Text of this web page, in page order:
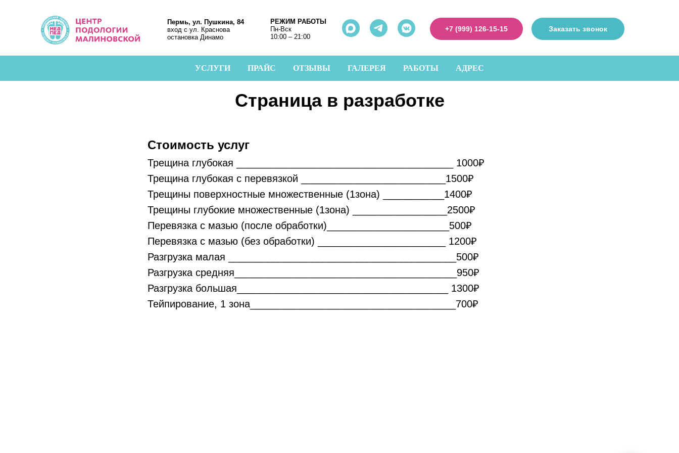
Пермь, ул. Пушкина, 84
вход с ул. Краснова
остановка Динамо
+7 (999) 126-15-15
РЕЖИМ РАБОТЫ
Пн-Вск
10:00 – 21:00
Заказать звонок
УСЛУГИ ПРАЙС ОТЗЫВЫ ГАЛЕРЕЯ РАБОТЫ АДРЕС
Страница в разработке
Стоимость услуг
Трещина глубокая _______________________________________ 1000₽
Трещина глубокая с перевязкой __________________________1500₽
Трещины поверхностные множественные (1зона) ___________1400₽
Трещины глубокие множественные (1зона) _________________2500₽
Перевязка с мазью (после обработки)______________________500₽
Перевязка с мазью (без обработки) _______________________ 1200₽
Разгрузка малая _________________________________________500₽
Разгрузка средняя________________________________________950₽
Разгрузка большая______________________________________ 1300₽
Тейпирование, 1 зона_____________________________________700₽